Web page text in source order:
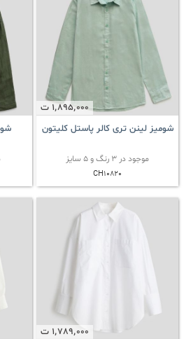
1٬895٬000 ت
شومیز لینن تری کالر پاستل کلیتون
موجود در 3 رنگ و 5 سایز
CH10820
1٬789٬000 ت